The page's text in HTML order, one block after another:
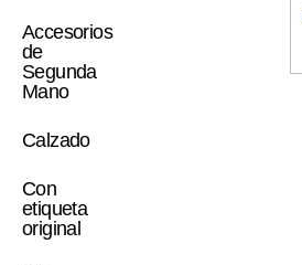
Accesorios
de
Segunda
Mano
Calzado
Con
etiqueta
original